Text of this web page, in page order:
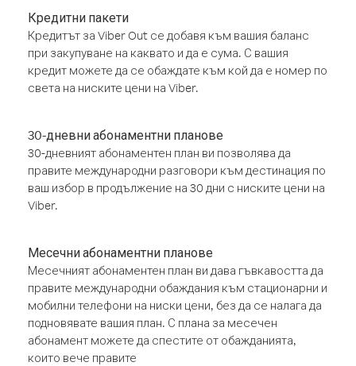
Кредитни пакети
Кредитът за Viber Out се добавя към вашия баланс
при закупуване на каквато и да е сума. С вашия
кредит можете да се обаждате към кой да е номер по
света на ниските цени на Viber.
30-дневни абонаментни планове
30-дневният абонаментен план ви позволява да
правите международни разговори към дестинация по
ваш избор в продължение на 30 дни с ниските цени на
Viber.
Месечни абонаментни планове
Месечният абонаментен план ви дава гъвкавостта да
правите международни обаждания към стационарни и
мобилни телефони на ниски цени, без да се налага да
подновявате вашия план. С плана за месечен
абонамент можете да спестите от обажданията,
които вече правите